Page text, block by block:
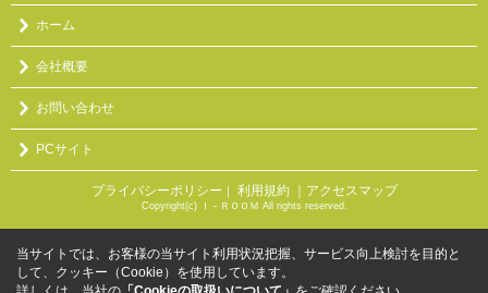
ホーム
会社概要
お問い合わせ
PCサイト
プライバシーポリシー ｜ 利用規約 ｜アクセスマップ
Copyright(c) Ｉ－ＲＯＯＭ All rights reserved.
当サイトでは、お客様の当サイト利用状況把握、サービス向上検討を目的と
して、クッキー（Cookie）を使用しています。